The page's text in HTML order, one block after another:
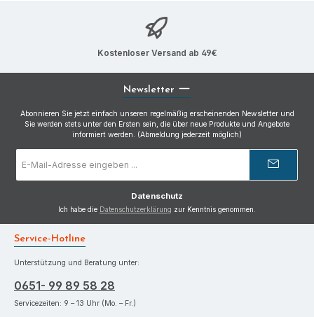
Kostenloser Versand ab 49€
Newsletter
Abonnieren Sie jetzt einfach unseren regelmäßig erscheinenden Newsletter und
Sie werden stets unter den Ersten sein, die über neue Produkte und Angebote
informiert werden. (Abmeldung jederzeit möglich)
Mail-
Datenschutz
Ich habe die Datenschutzerklärung zur Kenntnis genommen.
Service-Hotline
Unterstützung und Beratung unter:
0651- 99 89 58 28
Servicezeiten: 9 – 13 Uhr (Mo. – Fr.)